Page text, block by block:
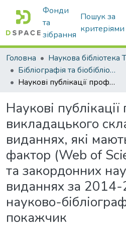
Фонди
та
зібрання
Пошук за
критеріями
Головна
Наукова
Бібліографія та біобібліографістика вчених ТДАТУ
Наукові публікації професорсько-викладацького складу ТДАТУ у виданнях, які мають імпакт-фактор (Web of Science, Scopus) та закордонних наукових виданнях за 2014-2018 рр.: науково-бібліографічний покажчик
Наукові
викладацького
виданнях, які
фактор (Web of
та закордонних
виданнях за
науково-
покажчик